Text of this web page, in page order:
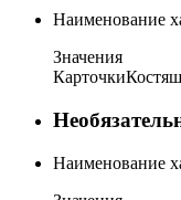
Наименование
Значения
Карточки
Наименование